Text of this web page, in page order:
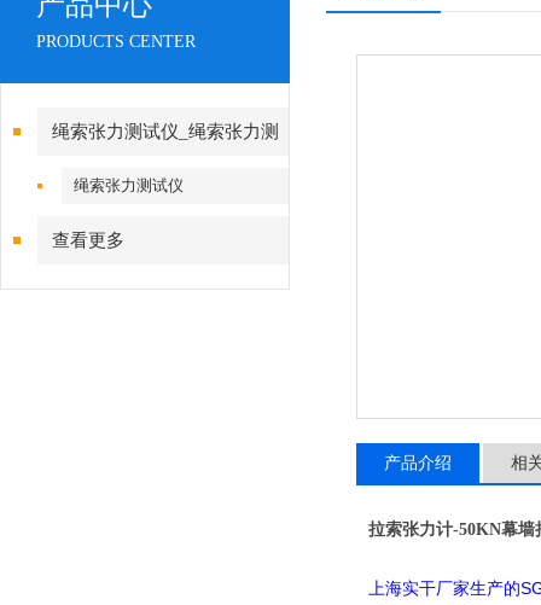
PRODUCTS CENTER
绳索张力测试仪_绳索张力测
试仪 绳索张力测试仪
查看更多
产品介绍 相
拉索张力计-50KN幕墙
上海实干厂家生产的